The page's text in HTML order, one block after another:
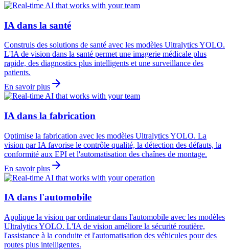
IA dans la santé
Construis des solutions de santé avec les modèles Ultralytics YOLO.
L'IA de vision dans la santé permet une imagerie médicale plus
rapide, des diagnostics plus intelligents et une surveillance des
patients.
En savoir plus
IA dans la fabrication
Optimise la fabrication avec les modèles Ultralytics YOLO. La
vision par IA favorise le contrôle qualité, la détection des défauts, la
conformité aux EPI et l'automatisation des chaînes de montage.
En savoir plus
IA dans l'automobile
Applique la vision par ordinateur dans l'automobile avec les modèles
Ultralytics YOLO. L'IA de vision améliore la sécurité routière,
l'assistance à la conduite et l'automatisation des véhicules pour des
routes plus intelligentes.